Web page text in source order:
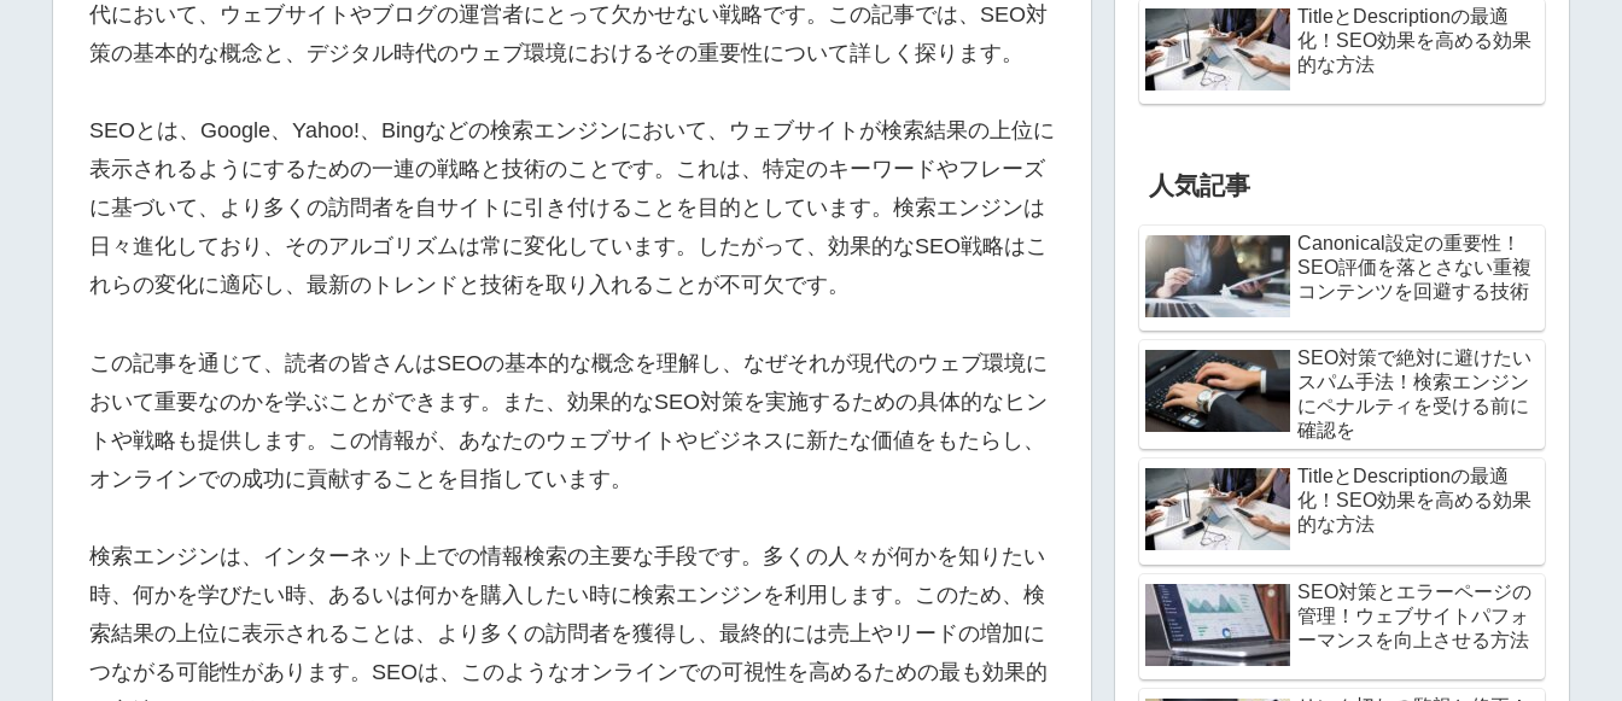
代において、ウェブサイトやブログの運営者にとって欠かせない戦略です。この記事では、SEO対
策の基本的な概念と、デジタル時代のウェブ環境におけるその重要性について詳しく探ります。
SEOとは、Google、Yahoo!、Bingなどの検索エンジンにおいて、ウェブサイトが検索結果の上位に
表示されるようにするための一連の戦略と技術のことです。これは、特定のキーワードやフレーズ
に基づいて、より多くの訪問者を自サイトに引き付けることを目的としています。検索エンジンは
日々進化しており、そのアルゴリズムは常に変化しています。したがって、効果的なSEO戦略はこ
れらの変化に適応し、最新のトレンドと技術を取り入れることが不可欠です。
この記事を通じて、読者の皆さんはSEOの基本的な概念を理解し、なぜそれが現代のウェブ環境に
おいて重要なのかを学ぶことができます。また、効果的なSEO対策を実施するための具体的なヒン
トや戦略も提供します。この情報が、あなたのウェブサイトやビジネスに新たな価値をもたらし、
オンラインでの成功に貢献することを目指しています。
検索エンジンは、インターネット上での情報検索の主要な手段です。多くの人々が何かを知りたい
時、何かを学びたい時、あるいは何かを購入したい時に検索エンジンを利用します。このため、検
索結果の上位に表示されることは、より多くの訪問者を獲得し、最終的には売上やリードの増加に
つながる可能性があります。SEOは、このようなオンラインでの可視性を高めるための最も効果的
TitleとDescriptionの最適
化！SEO効果を高める効果
的な方法
人気記事
Canonical設定の重要性！
SEO評価を落とさない重複
コンテンツを回避する技術
SEO対策で絶対に避けたい
スパム手法！検索エンジン
にペナルティを受ける前に
確認を
TitleとDescriptionの最適
化！SEO効果を高める効果
的な方法
SEO対策とエラーページの
管理！ウェブサイトパフォ
ーマンスを向上させる方法